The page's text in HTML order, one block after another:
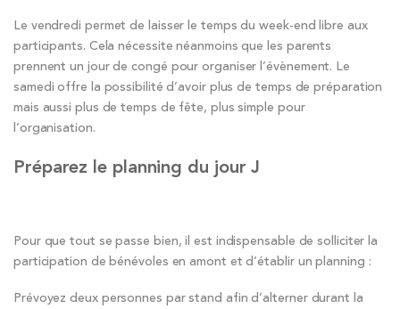
Le vendredi permet de laisser le temps du week-end libre aux
participants. Cela nécessite néanmoins que les parents
prennent un jour de congé pour organiser l’évènement. Le
samedi offre la possibilité d’avoir plus de temps de préparation
mais aussi plus de temps de fête, plus simple pour
l’organisation.
Préparez le planning du jour J
Pour que tout se passe bien, il est indispensable de solliciter la
participation de bénévoles en amont et d’établir un planning :
Prévoyez deux personnes par stand afin d’alterner durant la